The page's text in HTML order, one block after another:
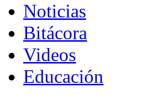
Noticias
Bitácora
Videos
Educación